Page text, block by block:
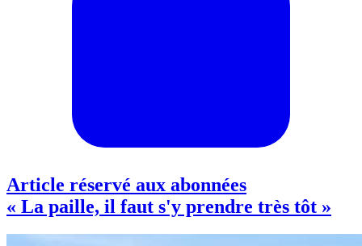
Article réservé aux abonnées
« La paille, il faut s'y prendre très tôt »